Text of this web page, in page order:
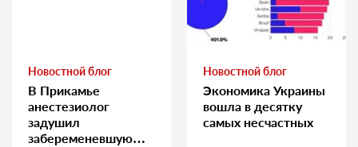
Новостной блог
В Прикамье
анестезиолог
задушил
забеременевшую
Новостной блог
Экономика Украины
вошла в десятку
самых несчастных